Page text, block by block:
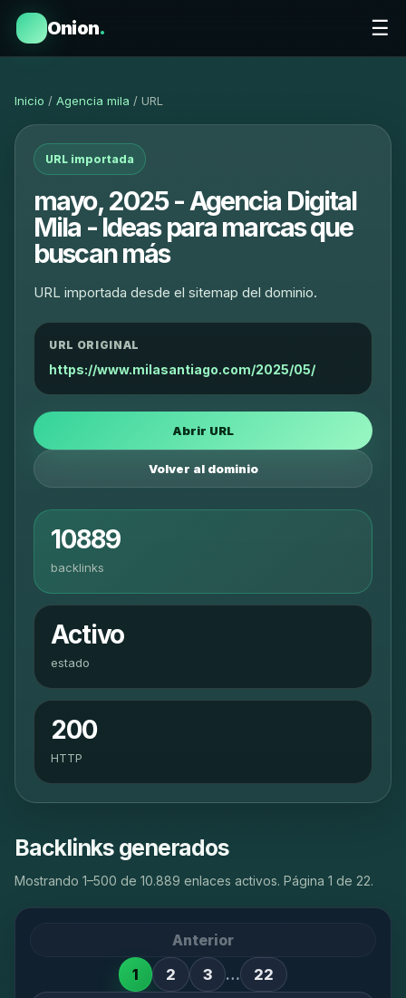
Onion. ☰
Inicio / Agencia mila / URL
URL importada
mayo, 2025 - Agencia Digital
Mila - Ideas para marcas que
buscan más
URL importada desde el sitemap del dominio.
URL ORIGINAL
https://www.milasantiago.com/2025/05/
Abrir URL
Volver al dominio
10889
backlinks
Activo
estado
200
HTTP
Backlinks generados
Mostrando 1–500 de 10.889 enlaces activos. Página 1 de 22.
Anterior
1
2 3 …
22